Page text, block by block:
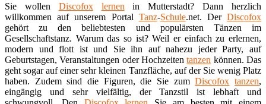
Sie wollen Discofox lernen in Mutterstadt? Dann herzlich
willkommen auf unserem Portal Tanz-Schule.net. DerDiscofox
gehört zu den beliebtesten und populärsten Tänzen im
Gesellschaftstanz. Warum das so ist? Weil er einfach zu erlernen,
modern und flott ist und Sie ihn auf nahezu jeder Party, auf
Geburtstagen, Veranstaltungen oder Hochzeitentanzen können. Das
geht sogar auf einer sehr kleinen Tanzfläche, auf der Sie wenig Platz
haben. Zudem sind die Figuren, die Sie zumDiscofox tanzen,
eingängig und sehr vielfältig, der Tanzstil ist lebhaft und